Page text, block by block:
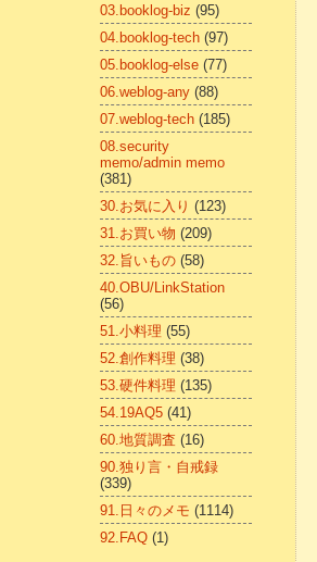
03.booklog-biz (95)
04.booklog-tech (97)
05.booklog-else (77)
06.weblog-any (88)
07.weblog-tech (185)
08.security
memo/admin memo
(381)
30.お気に入り (123)
31.お買い物 (209)
32.旨いもの (58)
40.OBU/LinkStation
(56)
51.小料理 (55)
52.創作料理 (38)
53.硬件料理 (135)
54.19AQ5 (41)
60.地質調査 (16)
90.独り言・自戒録
(339)
91.日々のメモ (1114)
92.FAQ (1)